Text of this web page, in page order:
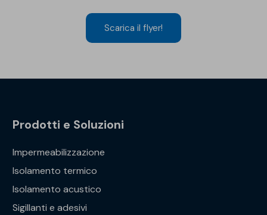
Scarica il flyer!
Prodotti e Soluzioni
Impermeabilizzazione
Isolamento termico
Isolamento acustico
Sigillanti e adesivi